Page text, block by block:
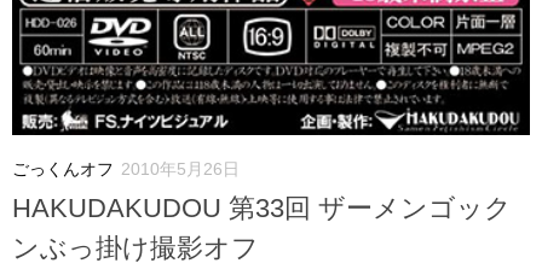
ごっくんオフ 2010年5月26日
HAKUDAKUDOU 第33回 ザーメンゴック
ンぶっ掛け撮影オフ